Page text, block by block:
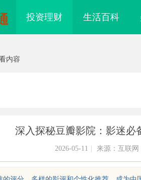
投资理财 生活百科
内容
深入探秘豆瓣影院：影迷必
2026-05-11 来源：互联网